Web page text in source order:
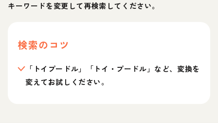
キーワードを変更して再検索してください。
検索のコツ
「トイプードル」「トイ・プードル」など、変換を
変えてお試しください。